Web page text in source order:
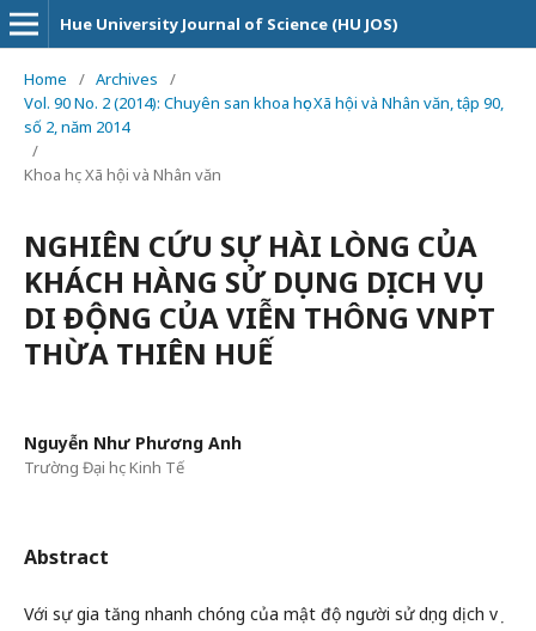
Hue University Journal of Science (HU JOS)
Home / Archives
/
Vol. 90 No. 2 (2014): Chuyên san khoa học Xã hội và Nhân văn, tập 90,
số 2, năm 2014
/
Khoa học Xã hội và Nhân văn
NGHIÊN CỨU SỰ HÀI LÒNG CỦA
KHÁCH HÀNG SỬ DỤNG DỊCH VỤ
DI ĐỘNG CỦA VIỄN THÔNG VNPT
THỪA THIÊN HUẾ
Nguyễn Như Phương Anh
Trường Đại học Kinh Tế
Abstract
Với sự gia tăng nhanh chóng của mật độ người sử dụng dịch vụ